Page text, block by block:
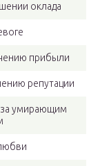
оклада
прибыли
репутации
за умирающим